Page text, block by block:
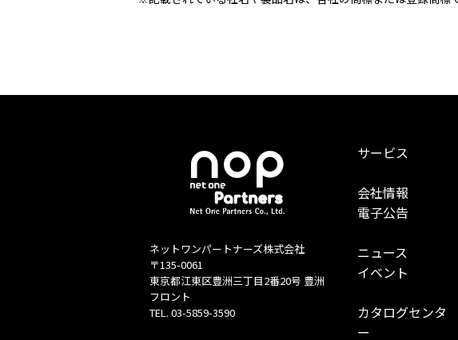
ネットワンパートナーズ株式会社
〒135-0061
東京都江東区豊洲三丁目2番20号 豊洲
フロント
TEL. 03-5859-3590
サービス
会社情報
電子公告
ニュース
イベント
カタログセンタ
ー